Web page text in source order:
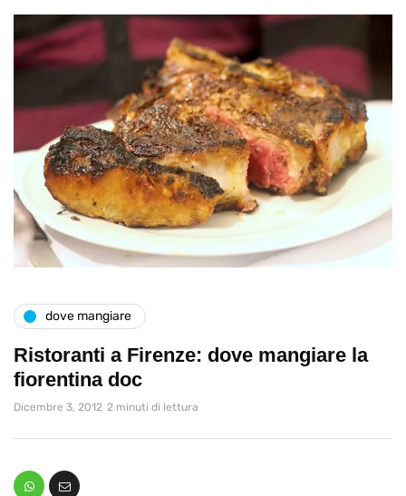
dove mangiare
Ristoranti a Firenze: dove mangiare la
fiorentina doc
Dicembre 3, 2012 2 minuti di lettura